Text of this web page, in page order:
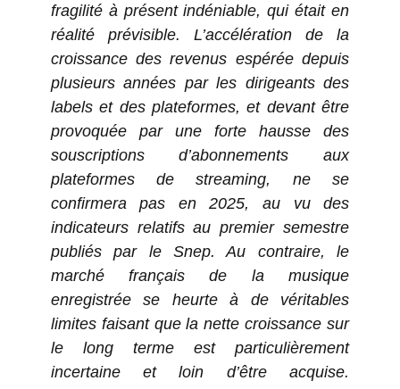
fragilité à présent indéniable, qui était en
réalité prévisible. L’accélération de la
croissance des revenus espérée depuis
plusieurs années par les dirigeants des
labels et des plateformes, et devant être
provoquée par une forte hausse des
souscriptions d’abonnements aux
plateformes de streaming, ne se
confirmera pas en 2025, au vu des
indicateurs relatifs au premier semestre
publiés par le Snep. Au contraire, le
marché français de la musique
enregistrée se heurte à de véritables
limites faisant que la nette croissance sur
le long terme est particulièrement
incertaine et loin d’être acquise.